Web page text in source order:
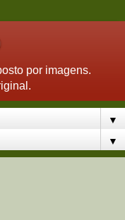
por imagens.
▼
▼